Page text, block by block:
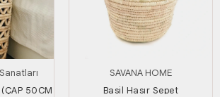
50CM
SAVANA HOME
Basil Hasır Sepet